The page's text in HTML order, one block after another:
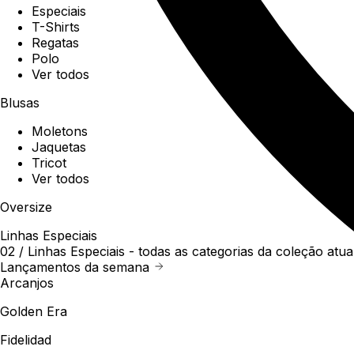
Especiais
T-Shirts
Regatas
Polo
Ver todos
Blusas
Moletons
Jaquetas
Tricot
Ver todos
Oversize
Linhas Especiais
02 / Linhas Especiais - todas as categorias da coleção
Lançamentos da semana
Arcanjos
Golden Era
Fidelidad